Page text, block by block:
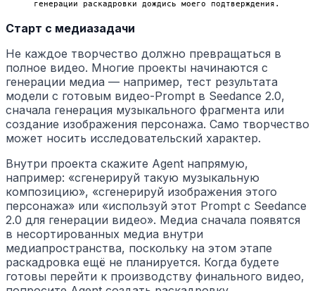
генерации раскадровки дождись моего подтверждения.
Старт с медиазадачи
Не каждое творчество должно превращаться в
полное видео. Многие проекты начинаются с
генерации медиа — например, тест результата
модели с готовым видео-Prompt в Seedance 2.0,
сначала генерация музыкального фрагмента или
создание изображения персонажа. Само творчество
может носить исследовательский характер.
Внутри проекта скажите Agent напрямую,
например: «сгенерируй такую музыкальную
композицию», «сгенерируй изображения этого
персонажа» или «используй этот Prompt с Seedance
2.0 для генерации видео». Медиа сначала появятся
в несортированных медиа внутри
медиапространства, поскольку на этом этапе
раскадровка ещё не планируется. Когда будете
готовы перейти к производству финального видео,